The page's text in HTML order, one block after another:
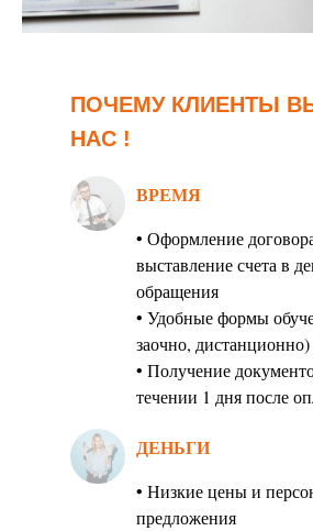
ПОЧЕМУ КЛИЕНТЫ
НАС !
ВРЕМЯ
• Оформление
выставление счета в
обращения
• Удобные формы
заочно, дистанционно)
• Получение
течении 1 дня после
ДЕНЬГИ
• Низкие цены и
предложения